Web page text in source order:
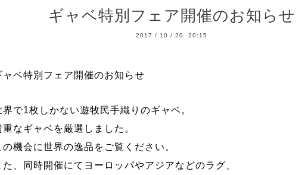
ギャベ特別フェア開催のお知らせ
2017 / 10 / 20 20:15
ャベ特別フェア開催のお知らせ
界で1枚しかない遊牧民手織りのギャベ。
重なギャベを厳選しました。
の機会に世界の逸品をご覧ください。
た、同時開催にてヨーロッパやアジアなどのラグ、